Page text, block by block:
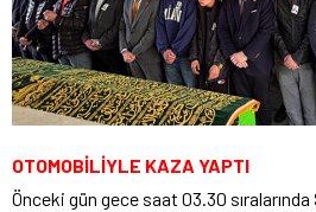
OTOMOBİLİYLE KAZA YAPTI
Önceki gün gece saat 03.30